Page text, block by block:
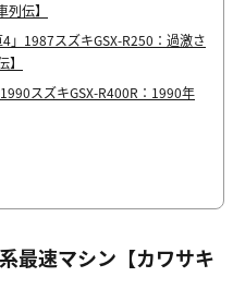
伝】
」1987スズキGSX-R250：過激さ
スズキGSX-R400R：1990年
最速マシン【カワサキ